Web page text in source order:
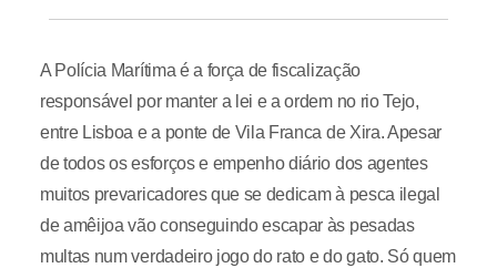
A Polícia Marítima é a força de fiscalização
responsável por manter a lei e a ordem no rio Tejo,
entre Lisboa e a ponte de Vila Franca de Xira. Apesar
de todos os esforços e empenho diário dos agentes
muitos prevaricadores que se dedicam à pesca ilegal
de amêijoa vão conseguindo escapar às pesadas
multas num verdadeiro jogo do rato e do gato. Só quem